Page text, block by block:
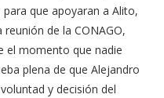
que apoyaran a Alito,
de la CONAGO,
el momento que nadie
plena de que Alejandro
y decisión del